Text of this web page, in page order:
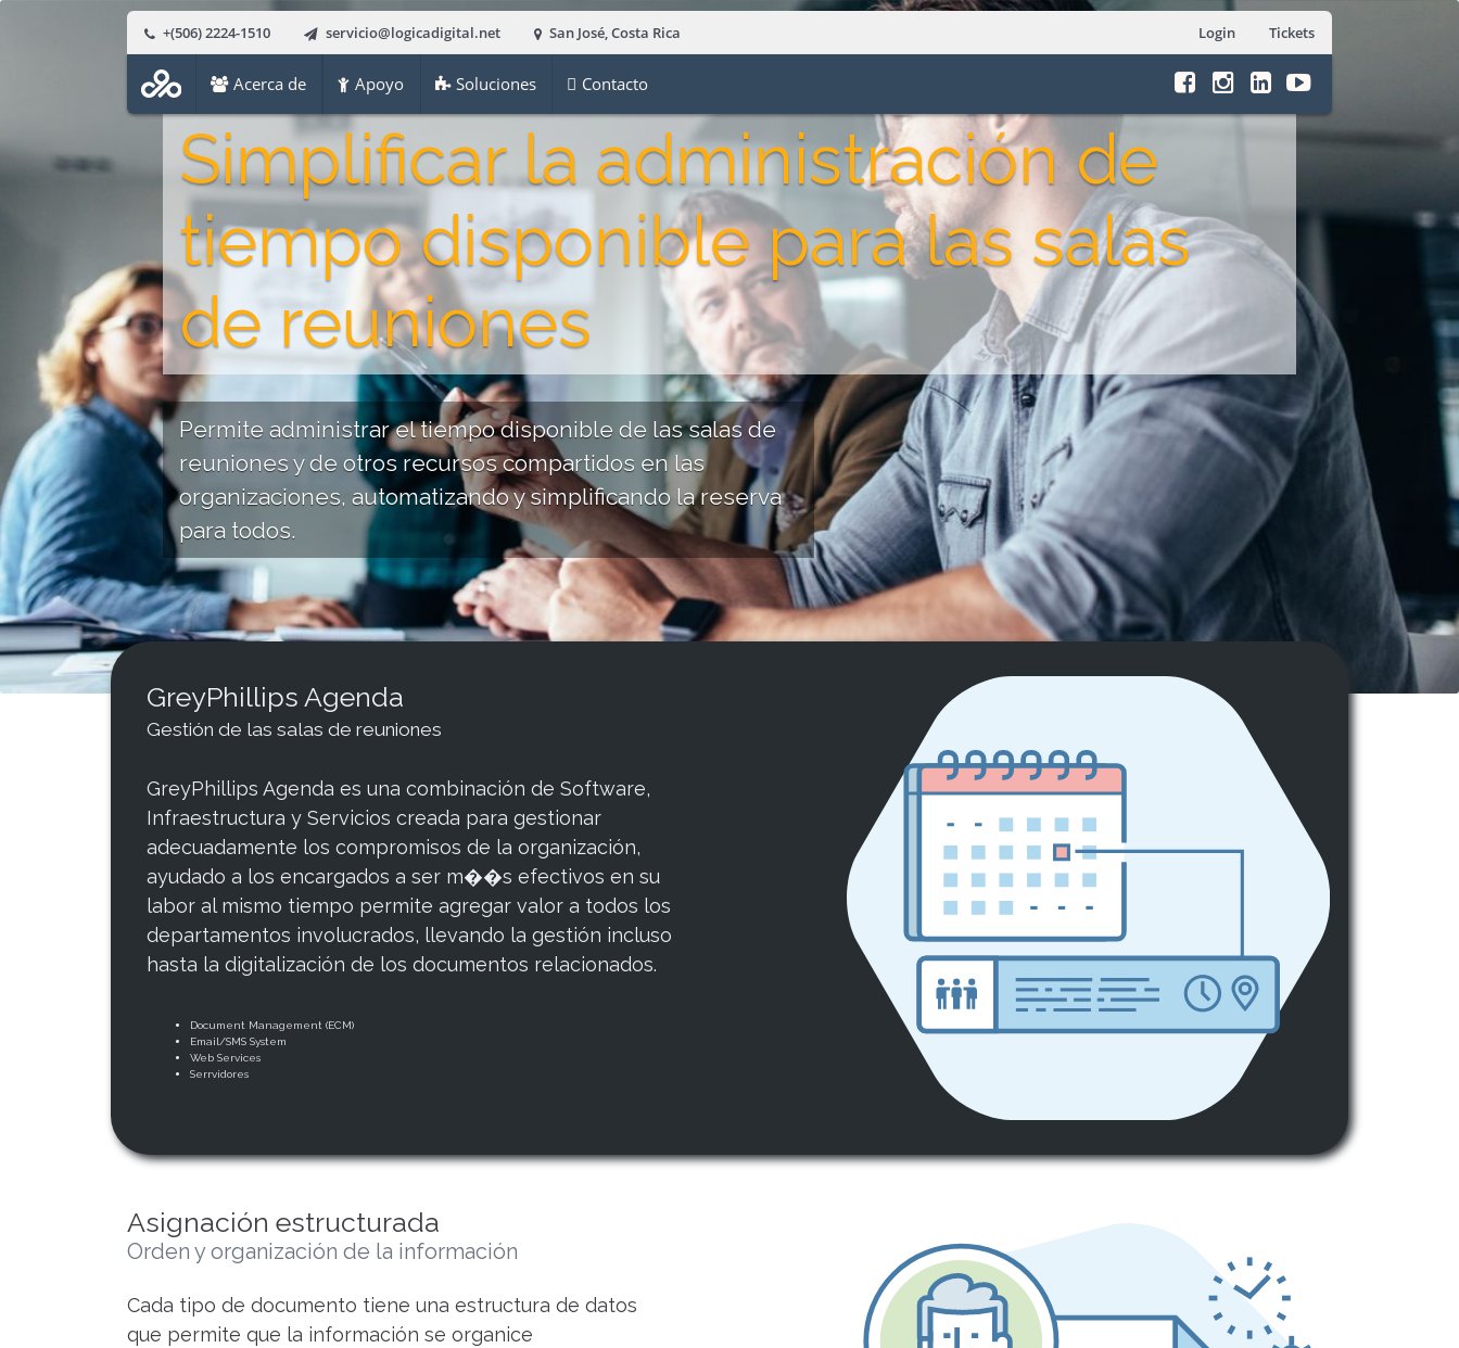
+(506) 2224-1510 servicio@logicadigital.net San José, Costa Rica Login Tickets
Acerca de Apoyo Soluciones Contacto
Simplificar la administración de
tiempo disponible para las salas
de reuniones
Permite administrar el tiempo disponible de las salas de
reuniones y de otros recursos compartidos en las
organizaciones, automatizando y simplificando la reserva
para todos.
GreyPhillips Agenda
Gestión de las salas de reuniones
GreyPhillips Agenda es una combinación de Software,
Infraestructura y Servicios creada para gestionar
adecuadamente los compromisos de la organización,
ayudado a los encargados a ser m��s efectivos en su
labor al mismo tiempo permite agregar valor a todos los
departamentos involucrados, llevando la gestión incluso
hasta la digitalización de los documentos relacionados.
Document Management (ECM)
Email/SMS System
Web Services
Serrvidores
Asignación estructurada
Orden y organización de la información
Cada tipo de documento tiene una estructura de datos
que permite que la información se organice